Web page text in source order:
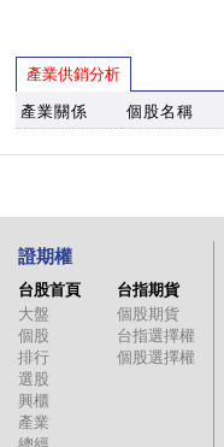
產業供銷分析
產業關係 個股名稱
證期權
台股首頁
大盤
個股
排行
選股
興櫃
產業
台指期貨
個股期貨
台指選擇權
個股選擇權